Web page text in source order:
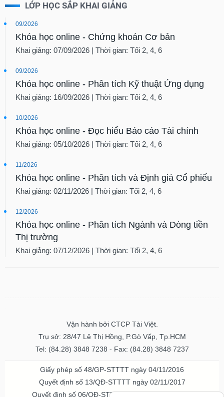
trườngLỚP HỌC SẮP KHAI GIẢNG
09/2026
Khóa học online - Chứng khoán Cơ bản
Khai giảng: 07/09/2026 | Thời gian: Tối 2, 4, 6
09/2026
Khóa học online - Phân tích Kỹ thuật Ứng dụng
Khai giảng: 16/09/2026 | Thời gian: Tối 2, 4, 6
10/2026
Khóa học online - Đọc hiểu Báo cáo Tài chính
Khai giảng: 05/10/2026 | Thời gian: Tối 2, 4, 6
11/2026
Khóa học online - Phân tích và Định giá Cổ phiếu
Khai giảng: 02/11/2026 | Thời gian: Tối 2, 4, 6
12/2026
Khóa học online - Phân tích Ngành và Dòng tiền
Thị trường
Khai giảng: 07/12/2026 | Thời gian: Tối 2, 4, 6
Vận hành bởi CTCP Tài Việt.
Trụ sở: 28/47 Lê Thị Hồng, P.Gò Vấp, Tp.HCM
Tel: (84.28) 3848 7238 - Fax: (84.28) 3848 7237
Giấy phép số 48/GP-STTTT ngày 04/11/2016
Quyết định số 13/QĐ-STTTT ngày 02/11/2017
Quyết định số 06/QĐ-STTTT-ICP ngày 20/07/2023
DÙNG
THIẾT
YẾU
TIÊU
DÙNG
YẾU
SÓC
SỨC
TÀI
THÔNG
DỊCH